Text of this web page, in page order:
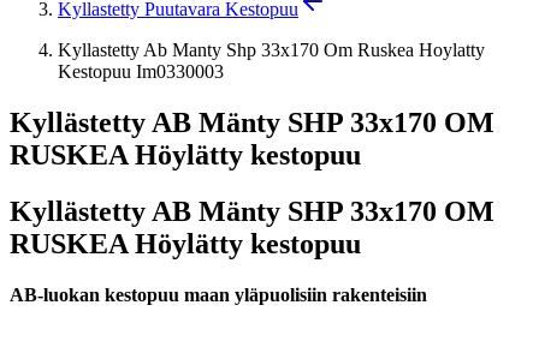
Kyllastetty Puutavara Kestopuu
Kyllastetty Ab Manty Shp 33x170 Om Ruskea Hoylatty
Kestopuu Im0330003
Kyllästetty AB Mänty SHP 33x170 OM
RUSKEA Höylätty kestopuu
Kyllästetty AB Mänty SHP 33x170 OM
RUSKEA Höylätty kestopuu
AB-luokan kestopuu maan yläpuolisiin rakenteisiin